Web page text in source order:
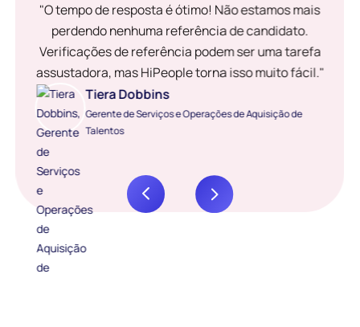
"O tempo de resposta é ótimo! Não estamos mais
perdendo nenhuma referência de candidato.
Verificações de referência podem ser uma tarefa
assustadora, mas HiPeople torna isso muito fácil."
Tiera Dobbins
Gerente de Serviços e Operações de Aquisição de
Talentos